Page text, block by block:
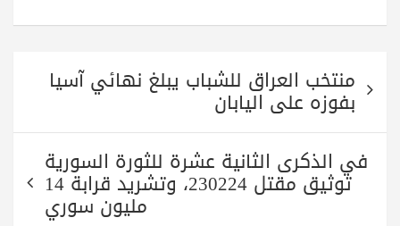
bo
ok
gr
a
m
tte
r
ts
A
pp
re
المقالات
منتخب العراق للشباب يبلغ نهائي آسيا
بفوزه على اليابان
في الذكرى الثانية عشرة للثورة السورية
توثيق مقتل 230224، وتشريد قرابة 14
مليون سوري